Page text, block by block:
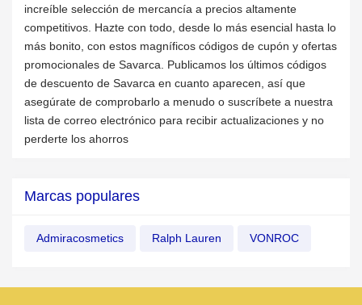
increíble selección de mercancía a precios altamente
competitivos. Hazte con todo, desde lo más esencial hasta lo
más bonito, con estos magníficos códigos de cupón y ofertas
promocionales de Savarca. Publicamos los últimos códigos
de descuento de Savarca en cuanto aparecen, así que
asegúrate de comprobarlo a menudo o suscríbete a nuestra
lista de correo electrónico para recibir actualizaciones y no
perderte los ahorros
Marcas populares
Admiracosmetics Ralph Lauren VONROC